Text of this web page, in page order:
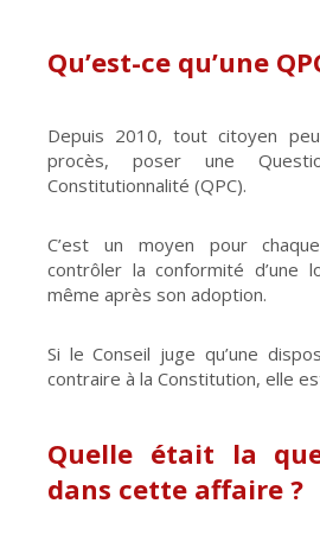
Qu’est-ce qu’une
Depuis 2010, tout citoyen
procès, poser une
Constitutionnalité (QPC).
C’est un moyen pour
contrôler la conformité d’une
même après son adoption.
Si le Conseil juge qu’une
contraire à la Constitution, elle
Quelle était la
dans cette affaire ?